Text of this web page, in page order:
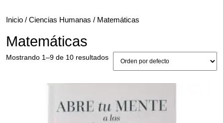
Inicio / Ciencias Humanas / Matemáticas
Matemáticas
Mostrando 1–9 de 10 resultados